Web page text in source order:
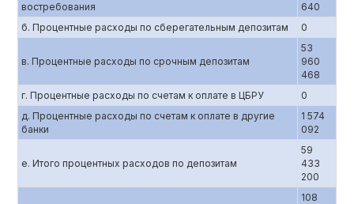
востребования
640
б. Процентные расходы по сберегательным депозитам
0
в. Процентные расходы по срочным депозитам
53
960
468
г. Процентные расходы по счетам к оплате в ЦБРУ
0
д. Процентные расходы по счетам к оплате в другие
банки
1 574
092
е. Итого процентных расходов по депозитам
59
433
200
108